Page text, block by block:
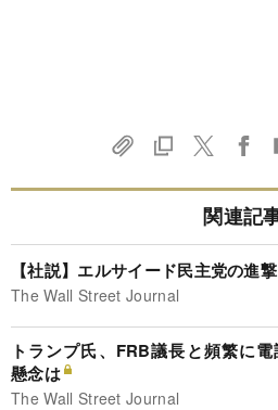
関連記
【社説】エルサイード民主党の進撃
The Wall Street Journal
トランプ氏、FRB議長と頻繁に
懸念は
The Wall Street Journal